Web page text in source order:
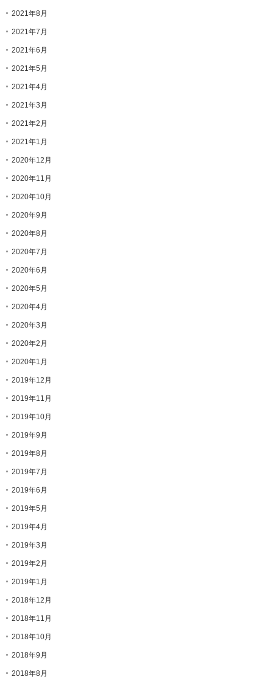
2021年8月
2021年7月
2021年6月
2021年5月
2021年4月
2021年3月
2021年2月
2021年1月
2020年12月
2020年11月
2020年10月
2020年9月
2020年8月
2020年7月
2020年6月
2020年5月
2020年4月
2020年3月
2020年2月
2020年1月
2019年12月
2019年11月
2019年10月
2019年9月
2019年8月
2019年7月
2019年6月
2019年5月
2019年4月
2019年3月
2019年2月
2019年1月
2018年12月
2018年11月
2018年10月
2018年9月
2018年8月